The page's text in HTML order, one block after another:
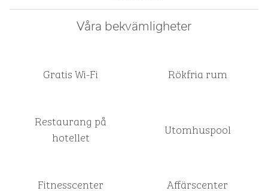
Våra bekvämligheter
Gratis Wi-Fi Rökfria rum
Restaurang på
hotellet
Utomhuspool
Fitnesscenter Affärscenter